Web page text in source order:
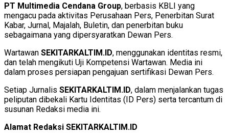
PT Multimedia Cendana Group, berbasis KBLI yang
mengacu pada aktivitas Perusahaan Pers, Penerbitan Surat
Kabar, Jurnal, Majalah, Buletin, dan penerbitan buku
sebagaimana yang dipersyaratkan Dewan Pers.
Wartawan SEKITARKALTIM.ID, menggunakan identitas resmi,
dan telah mengikuti Uji Kompetensi Wartawan. Media ini
dalam proses persiapan pengajuan sertifikasi Dewan Pers.
Setiap Jurnalis SEKITARKALTIM.ID, dalam menjalankan tugas
peliputan dibekali Kartu Identitas (ID Pers) serta tercantum di
susunan Redaksi media ini.
Alamat Redaksi SEKITARKALTIM.ID